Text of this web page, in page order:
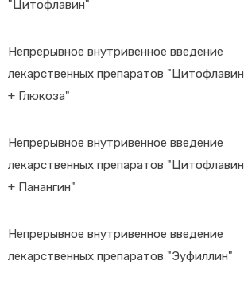
"Цитофлавин"
Непрерывное внутривенное введение
лекарственных препаратов "Цитофлавин
+ Глюкоза"
Непрерывное внутривенное введение
лекарственных препаратов "Цитофлавин
+ Панангин"
Непрерывное внутривенное введение
лекарственных препаратов "Эуфиллин"